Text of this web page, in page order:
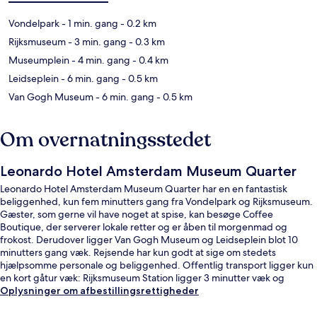
Vondelpark- 1 min. gang - 0.2 km
Rijksmuseum- 3 min. gang - 0.3 km
Museumplein- 4 min. gang - 0.4 km
Leidseplein- 6 min. gang - 0.5 km
Van Gogh Museum- 6 min. gang - 0.5 km
Om overnatningsstedet
Leonardo Hotel Amsterdam Museum Quarter
Leonardo Hotel Amsterdam Museum Quarter har en en fantastisk
beliggenhed, kun fem minutters gang fra Vondelpark og Rijksmuseum.
Gæster, som gerne vil have noget at spise, kan besøge Coffee
Boutique, der serverer lokale retter og er åben til morgenmad og
frokost. Derudover ligger Van Gogh Museum og Leidseplein blot 10
minutters gang væk. Rejsende har kun godt at sige om stedets
hjælpsomme personale og beliggenhed. Offentlig transport ligger kun
en kort gåtur væk: Rijksmuseum Station ligger 3 minutter væk og
Spiegelgracht Sporvognsstation ligger 4 minutter derfra.
Oplysninger om afbestillingsrettigheder